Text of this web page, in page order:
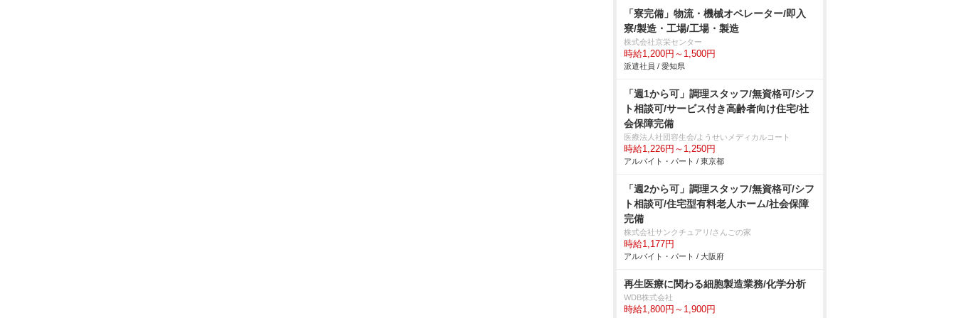
「寮完備」物流・機械オペレーター/即入
寮/製造・工場/工場・製造
株式会社京栄センター
時給1,200円～1,500円
派遣社員 / 愛知県
「週1から可」調理スタッフ/無資格可/シフ
ト相談可/サービス付き高齢者向け住宅/社
会保障完備
医療法人社団容生会/ようせいメディカルコート
時給1,226円～1,250円
アルバイト・パート / 東京都
「週2から可」調理スタッフ/無資格可/シフ
ト相談可/住宅型有料老人ホーム/社会保障
完備
株式会社サンクチュアリ/さんごの家
時給1,177円
アルバイト・パート / 大阪府
再生医療に関わる細胞製造業務/化学分析
WDB株式会社
時給1,800円～1,900円